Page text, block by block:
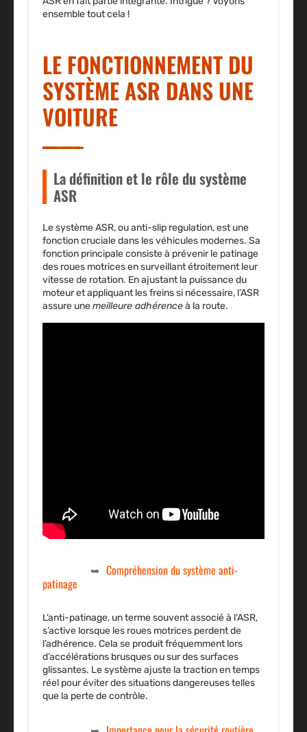
ensemble tout cela !
LE FONCTIONNEMENT DU
SYSTÈME ASR DANS UNE
VOITURE
La définition et le rôle du système
ASR
Le système ASR, ouanti-slip regulation, est une
fonction cruciale dans les véhicules modernes. Sa
fonction principale consiste à prévenir le patinage
des roues motrices en surveillant étroitement leur
vitesse de rotation. En ajustant la puissance du
moteur et appliquant les freins si nécessaire, l’ASR
assure unemeilleure adhérenceà la route.
Compréhension du système anti-
patinage
L’anti-patinage, un terme souvent associé à l’ASR,
s’active lorsque les roues motrices perdent de
l’adhérence. Cela se produit fréquemment lors
d’accélérations brusques ou sur des surfaces
glissantes. Le système ajuste la traction en temps
réel pour éviter des situations dangereuses telles
que la perte de contrôle.